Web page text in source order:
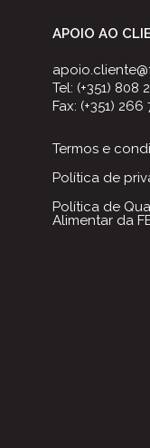
APOIO AO
Tel: (+351) 808
Fax: (+351) 266
Termos e
Política de
Política de
Alimentar da